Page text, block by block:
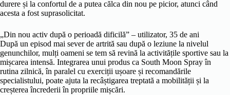
durere și la confortul de a putea călca din nou pe picior, atunci când
acesta a fost suprasolicitat.
„Din nou activ după o perioadă dificilă” – utilizator, 35 de ani
După un episod mai sever de artrită sau după o leziune la nivelul
genunchilor, mulți oameni se tem să revină la activitățile sportive sau la
mișcarea intensă. Integrarea unui produs ca South Moon Spray în
rutina zilnică, în paralel cu exerciții ușoare și recomandările
specialistului, poate ajuta la recâștigarea treptată a mobilității și la
creșterea încrederii în propriile mișcări.